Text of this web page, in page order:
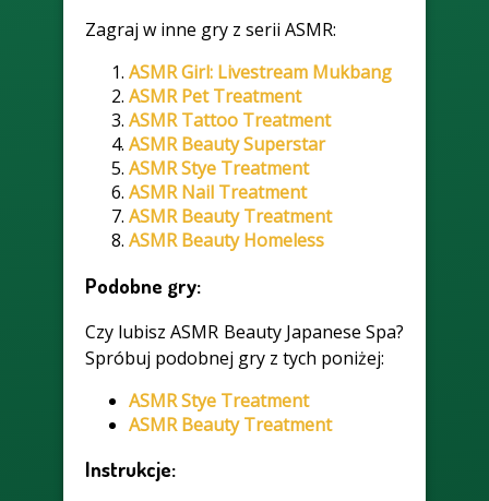
Zagraj w inne gry z serii ASMR:
ASMR Girl: Livestream Mukbang
ASMR Pet Treatment
ASMR Tattoo Treatment
ASMR Beauty Superstar
ASMR Stye Treatment
ASMR Nail Treatment
ASMR Beauty Treatment
ASMR Beauty Homeless
Podobne gry:
Czy lubisz ASMR Beauty Japanese Spa?
Spróbuj podobnej gry z tych poniżej:
ASMR Stye Treatment
ASMR Beauty Treatment
Instrukcje: